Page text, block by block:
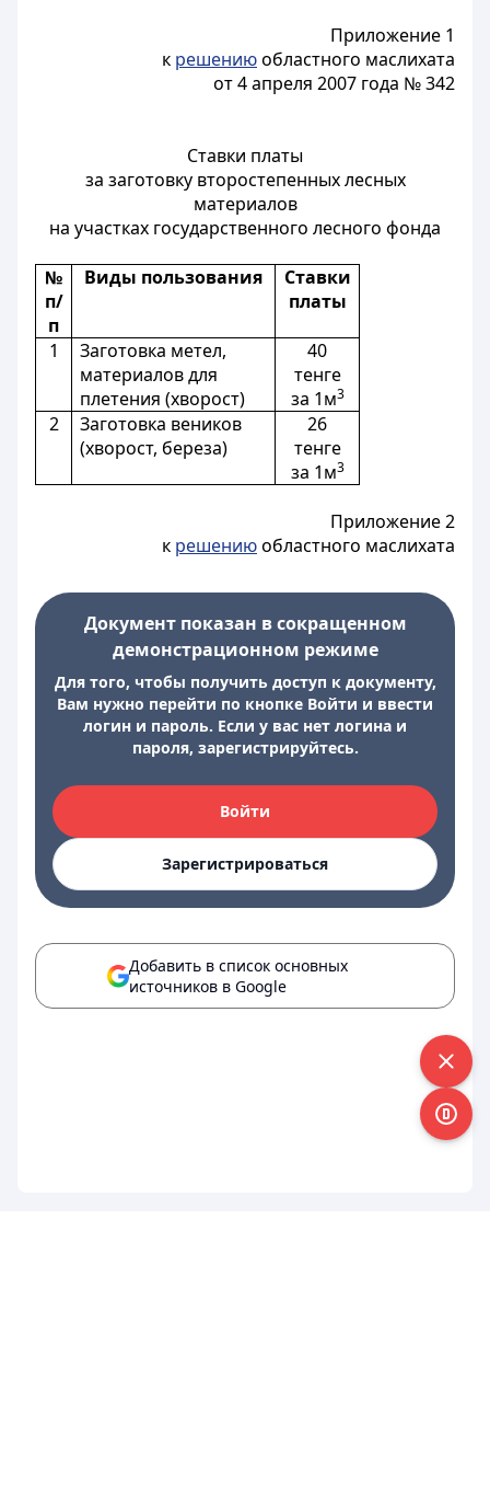
Приложение 1
к решениюобластного маслихата
от 4 апреля 2007 года № 342
Ставки платы
за заготовку второстепенных лесных
материалов
на участках государственного лесного фонда
№
п/
п
Виды пользования
Ставки
платы
1
Заготовка метел,
материалов для
плетения (хворост)
40
тенге
за 1м3
2
Заготовка веников
(хворост, береза)
26
тенге
за 1м3
Приложение 2
к решениюобластного маслихата
Документ показан в сокращенном
демонстрационном режиме
Для того, чтобы получить доступ к документу,
Вам нужно перейти по кнопке Войти и ввести
логин и пароль. Если у вас нет логина и
пароля, зарегистрируйтесь.
Войти
Зарегистрироваться
Добавить в список основных
источников в Google